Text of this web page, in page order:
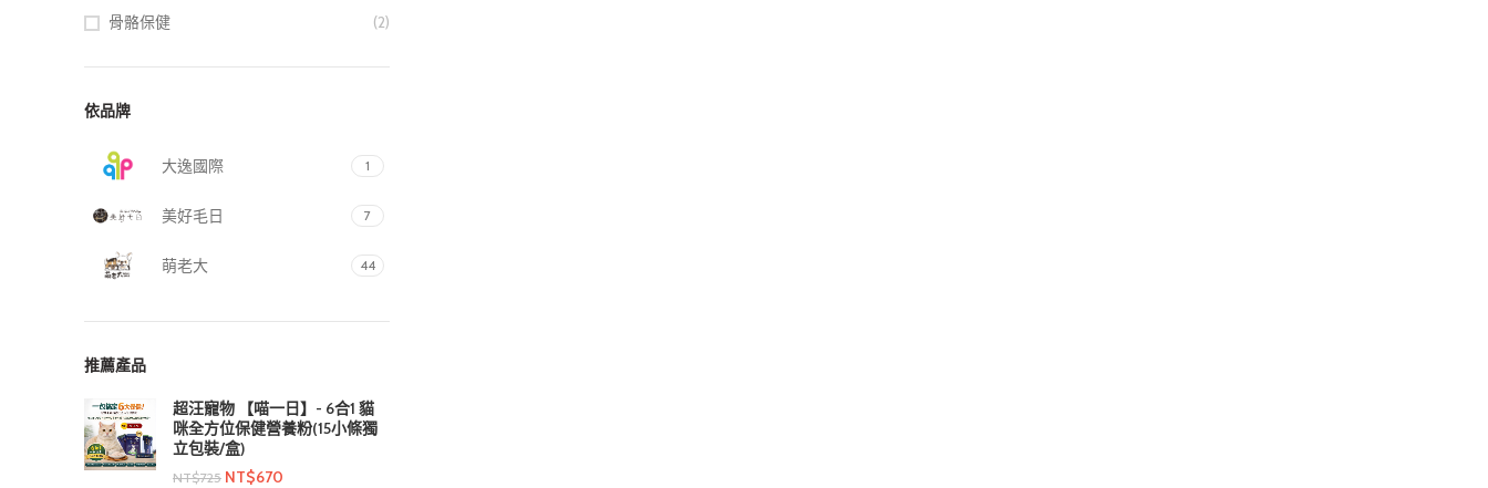
骨骼保健
(2)
依品牌
大逸國際 1
美好毛日 7
萌老大 44
推薦產品
超汪寵物 【喵一日】- 6合1 貓
咪全方位保健營養粉(15小條獨
立包裝/盒)
NT$725 NT$670